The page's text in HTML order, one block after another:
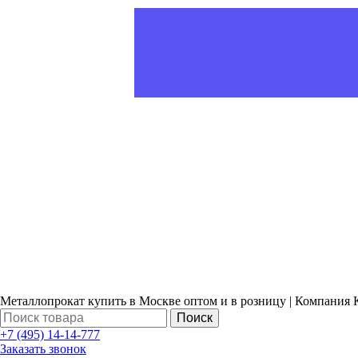
Металлопрокат купить в Москве оптом и в розницу | Компания
Поиск
+7 (495) 14-14-777
Заказать звонок